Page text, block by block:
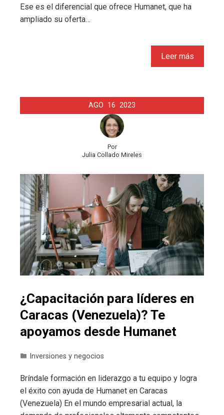
Ese es el diferencial que ofrece Humanet, que ha
ampliado su oferta…
Leer más
AGO 16 2023
Por
Julia Collado Mireles
¿Capacitación para líderes en
Caracas (Venezuela)? Te
apoyamos desde Humanet
Inversiones y negocios
Bríndale formación en liderazgo a tu equipo y logra
el éxito con ayuda de Humanet en Caracas
(Venezuela) En el mundo empresarial actual, la